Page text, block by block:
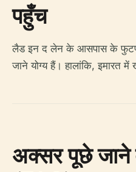
पहुँच
लैड इन द लेन के आसपास के
जाने योग्य हैं। हालांकि, इमारत
अक्सर पूछे जाने